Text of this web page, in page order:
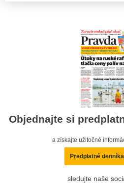
Objednajte si
a získajte užitočné
Predplatné
sledujte naše